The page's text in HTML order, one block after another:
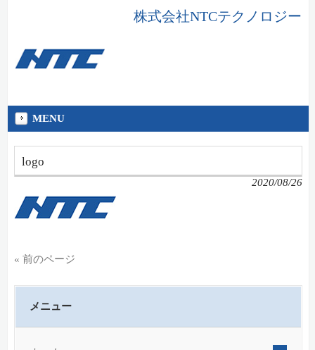
株式会社NTCテクノロジー
MENU
logo
2020/08/26
« 前のページ
メニュー